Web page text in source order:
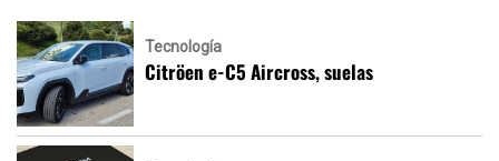
Tecnología
Citröen e-C5 Aircross, suelas